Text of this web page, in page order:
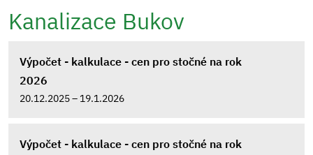
Kanalizace Bukov
Výpočet - kalkulace - cen pro stočné na rok
2026
20.12.2025 – 19.1.2026
Výpočet - kalkulace - cen pro stočné na rok